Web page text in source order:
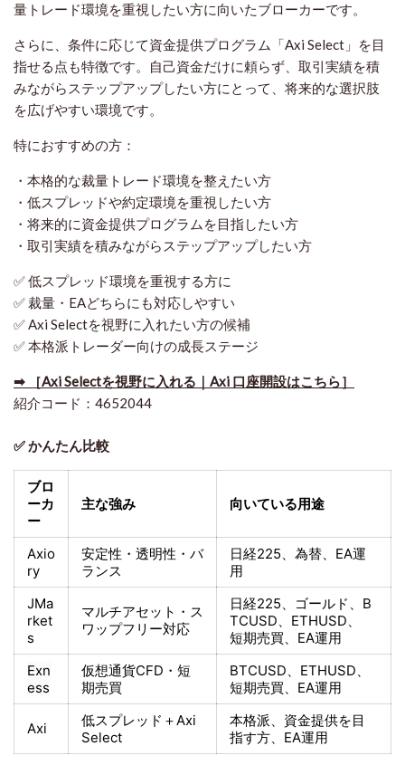
量トレード環境を重視したい方に向いたブローカーです。
さらに、条件に応じて資金提供プログラム「Axi Select」を目
指せる点も特徴です。自己資金だけに頼らず、取引実績を積
みながらステップアップしたい方にとって、将来的な選択肢
を広げやすい環境です。
特におすすめの方：
・本格的な裁量トレード環境を整えたい方
・低スプレッドや約定環境を重視したい方
・将来的に資金提供プログラムを目指したい方
・取引実績を積みながらステップアップしたい方
✅ 低スプレッド環境を重視する方に
✅ 裁量・EAどちらにも対応しやすい
✅ Axi Selectを視野に入れたい方の候補
✅ 本格派トレーダー向けの成長ステージ
➡ ［Axi Selectを視野に入れる｜Axi 口座開設はこちら］
紹介コード：4652044
✅ かんたん比較
ブロ
ーカ
ー
主な強み 向いている用途
Axio
ry
安定性・透明性・バ
ランス
日経225、為替、EA運
用
JMa
rket
s
マルチアセット・ス
ワップフリー対応
日経225、ゴールド、 B
TCUSD、ETHUSD、
短期売買、EA運用
Exn
ess
仮想通貨CFD・短
期売買
BTCUSD、ETHUSD、
短期売買、EA運用
Axi 低スプレッド＋Axi
Select
本格派、資金提供を目
指す方、EA運用